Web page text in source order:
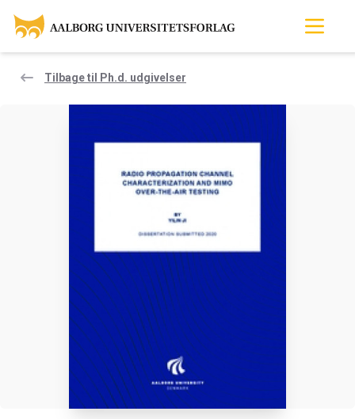
Tilbage til Ph.d. udgivelser